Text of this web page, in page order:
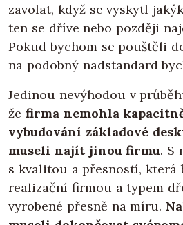
zavolat, když se vyskytl
ten se dříve nebo později
Pokud bychom se pouštěli
na podobný nadstandard
Jedinou nevýhodou v
že firma nemohla
vybudování základové
museli najít jinou firmu. S
s kvalitou a přesností, která
realizační firmou a typem
vyrobené přesně na míru.